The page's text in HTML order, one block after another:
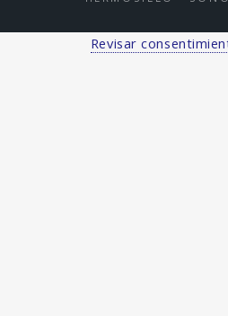
Revisar